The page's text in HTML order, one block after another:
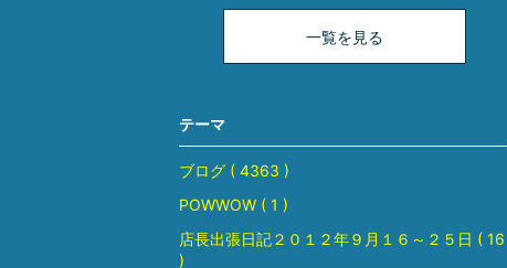
一覧を見る
テーマ
ブログ ( 4363 )
POWWOW ( 1 )
店長出張日記２０１２年９月１６～２５日 ( 16
)